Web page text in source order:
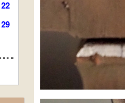
22
29
22